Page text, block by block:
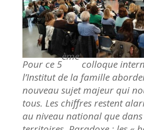
Pour ce 5
ème
colloque
l’Institut de la famille
nouveau sujet majeur qui
tous. Les chiffres restent
au niveau national que